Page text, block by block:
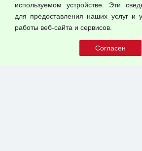
© 2026 ООО "Феникс"
используемом устройстве. Эти
для предоставления наших услуг и
работы веб-сайта и сервисов.